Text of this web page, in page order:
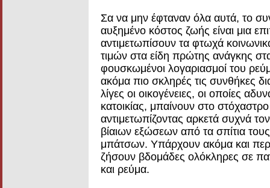
Σα να μην έφταναν όλα αυτά, το
αυξημένο κόστος ζωής είναι μια
αντιμετωπίσουν τα φτωχά
τιμών στα είδη πρώτης ανάγκης
φουσκωμένοι λογαριασμοί του
ακόμα πιο σκληρές τις συνθήκες
λίγες οι οικογένειες, οι οποίες
κατοικίας, μπαίνουν στο
αντιμετωπίζοντας αρκετά συχνά
βίαιων εξώσεων από τα σπίτια
μπάτσων. Υπάρχουν ακόμα και
ζήσουν βδομάδες ολόκληρες σε
και ρεύμα.